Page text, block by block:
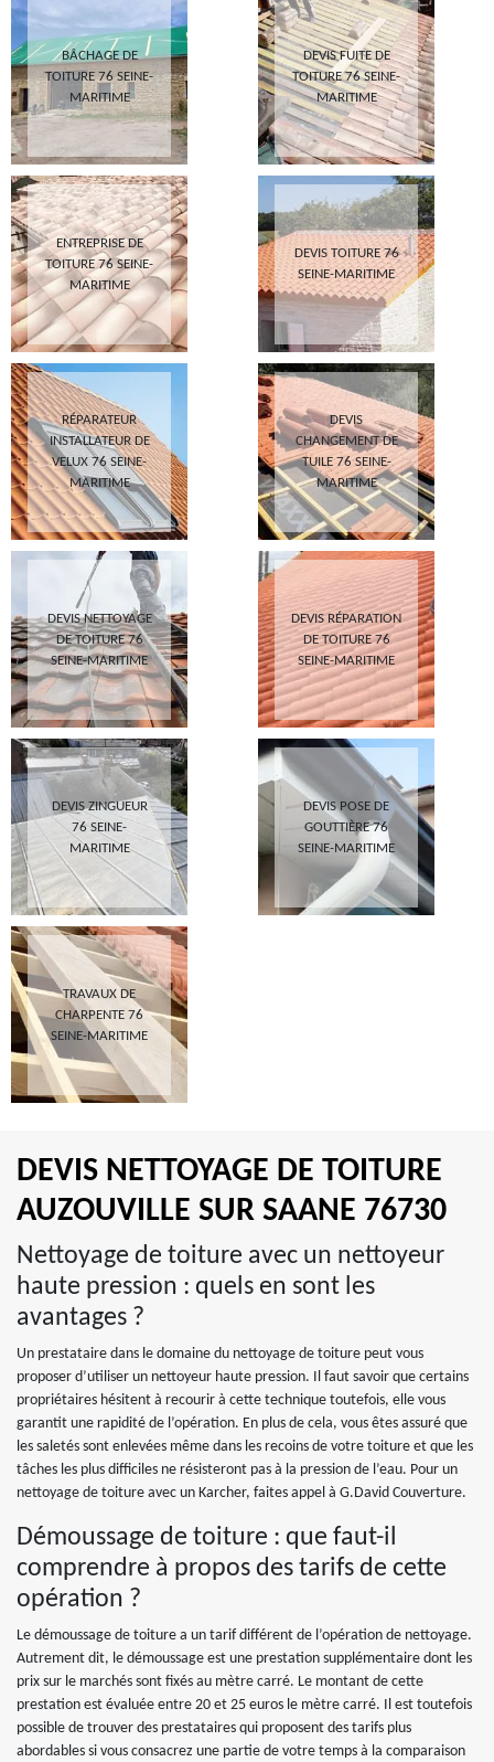
BÂCHAGE DE
TOITURE 76 SEINE-
MARITIME
DEVIS FUITE DE
TOITURE 76 SEINE-
MARITIME
ENTREPRISE DE
TOITURE 76 SEINE-
MARITIME
DEVIS TOITURE 76
SEINE-MARITIME
RÉPARATEUR
INSTALLATEUR DE
VELUX 76 SEINE-
MARITIME
DEVIS
CHANGEMENT DE
TUILE 76 SEINE-
MARITIME
DEVIS NETTOYAGE
DE TOITURE 76
SEINE-MARITIME
DEVIS RÉPARATION
DE TOITURE 76
SEINE-MARITIME
DEVIS ZINGUEUR
76 SEINE-
MARITIME
DEVIS POSE DE
GOUTTIÈRE 76
SEINE-MARITIME
TRAVAUX DE
CHARPENTE 76
SEINE-MARITIME
DEVIS NETTOYAGE DE TOITURE
AUZOUVILLE SUR SAANE 76730
Nettoyage de toiture avec un nettoyeur
haute pression : quels en sont les
avantages ?
Un prestataire dans le domaine du nettoyage de toiture peut vous
proposer d’utiliser un nettoyeur haute pression. Il faut savoir que certains
propriétaires hésitent à recourir à cette technique toutefois, elle vous
garantit une rapidité de l’opération. En plus de cela, vous êtes assuré que
les saletés sont enlevées même dans les recoins de votre toiture et que les
tâches les plus difficiles ne résisteront pas à la pression de l’eau. Pour un
nettoyage de toiture avec un Karcher, faites appel à G.David Couverture.
Démoussage de toiture : que faut-il
comprendre à propos des tarifs de cette
opération ?
Le démoussage de toiture a un tarif différent de l’opération de nettoyage.
Autrement dit, le démoussage est une prestation supplémentaire dont les
prix sur le marchés sont fixés au mètre carré. Le montant de cette
prestation est évaluée entre 20 et 25 euros le mètre carré. Il est toutefois
possible de trouver des prestataires qui proposent des tarifs plus
abordables si vous consacrez une partie de votre temps à la comparaison